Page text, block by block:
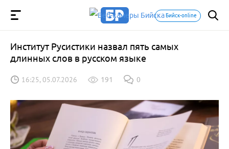
Бийск-online
Институт Русистики назвал пять самых
длинных слов в русском языке
16:25, 05.07.2026 191 0